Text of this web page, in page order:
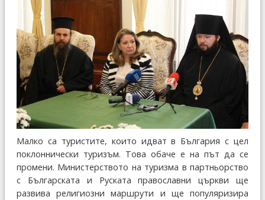
Малко са туристите, които идват в България с цел
поклоннически туризъм. Това обаче е на път да се
промени. Министерството на туризма в партньорство
с Българската и Руската православни църкви ще
развива религиозни маршрути и ще популяризира